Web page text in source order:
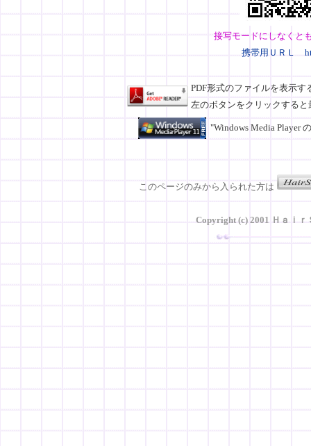
接写モードにしなくと
携帯用ＵＲＬ
PDF形式のファイルを表示す
左のボタンをクリックする
"Windows Media Player
このページのみから入られた方は
Copyright (c) 2001 Ｈａｉｒ